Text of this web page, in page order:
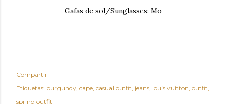
Gafas de sol/Sunglasses: Mo
Compartir
Etiquetas: burgundy cape casual outfit jeans louis vuitton outfit
spring outfit